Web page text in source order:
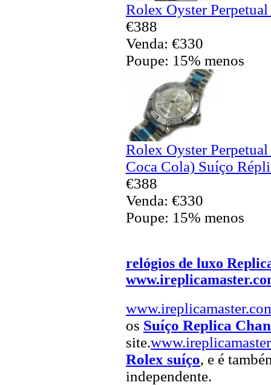
Rolex Oyster
€388
Venda: €330
Poupe: 15% menos
Rolex Oyster
Coca Cola) Suíço
€388
Venda: €330
Poupe: 15% menos
relógios de luxo
os Suíço Replica
site.
Rolex suíço, e é
independente.